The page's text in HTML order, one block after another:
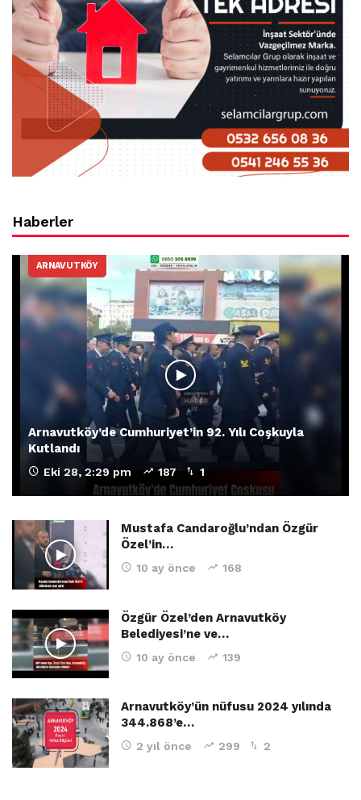
Haberler
ARNAVUTKÖY
Arnavutköy’de Cumhuriyet’in 92. Yılı Coşkuyla
Kutlandı
Eki 28, 2:29 pm 187 1
Mustafa Candaroğlu’ndan Özgür
Özel’in…
10 ay önce 168
Özgür Özel’den Arnavutköy
Belediyesi’ne ve…
10 ay önce 139
Arnavutköy’ün nüfusu 2024 yılında
344.868’e…
2 yıl önce 299 2